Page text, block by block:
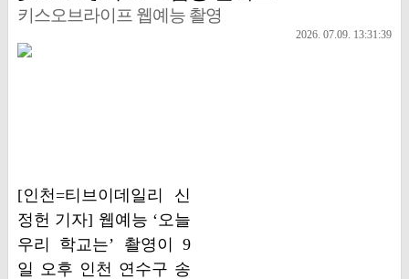
키스오브라이프 웹예능 촬영
2026. 07.09. 13:31:39
[인천=티브이데일리 신
정헌 기자] 웹예능 ‘오늘
우리 학교는’ 촬영이 9
일 오후 인천 연수구 송